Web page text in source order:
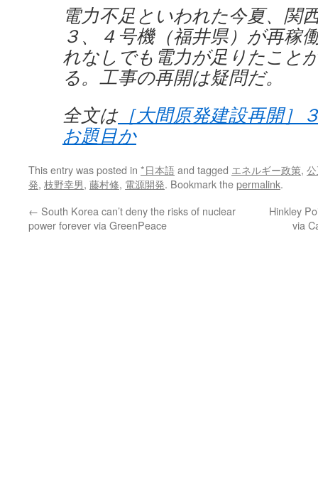
電力不足といわれた今夏、関
３、４号機（福井県）が再稼
れなしでも電力が足りたこと
る。工事の再開は疑問だ。
全文は［大間原発建設再開］
お題目か
This entry was posted in *日本語and tagged エネルギー政策,
発, 枝野幸男, 藤村修, 電源開発. Bookmark thepermalink.
← South Korea can’t deny the risks of nuclear
power forever via GreenPeace
Hinkley
via